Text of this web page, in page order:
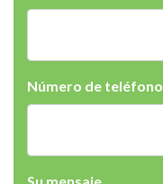
Número de teléfono
Su mensaje